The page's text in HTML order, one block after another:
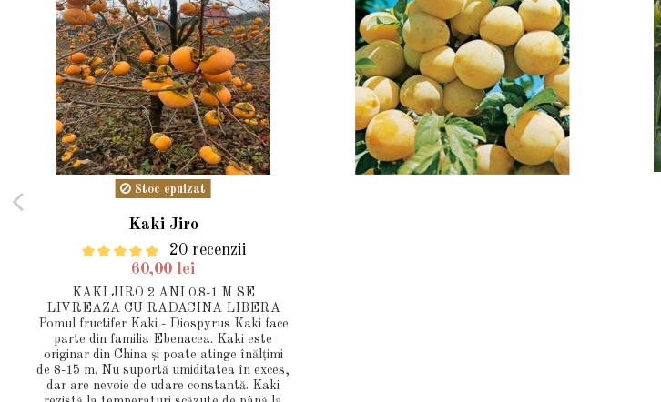
Stoc epuizat
Kaki Jiro
20 recenzii
60,00 lei
KAKI JIRO 2 ANI 0.8-1 M SE
LIVREAZA CU RADACINA LIBERA
Pomul fructifer Kaki - Diospyrus Kaki face
parte din familia Ebenacea. Kaki este
originar din China și poate atinge înălțimi
de 8-15 m. Nu suportă umiditatea în exces,
dar are nevoie de udare constantă. Kaki